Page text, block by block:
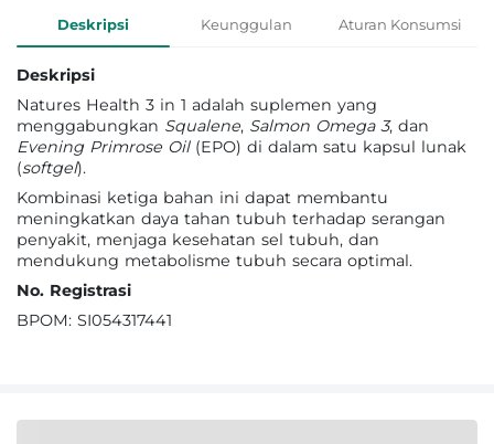
Informasi Produk
Deskripsi Keunggulan Aturan Konsumsi
Deskripsi
Natures Health 3 in 1 adalah suplemen yang
menggabungkan Squalene, Salmon Omega 3, dan
Evening Primrose Oil (EPO) di dalam satu kapsul lunak
(softgel).
Kombinasi ketiga bahan ini dapat membantu
meningkatkan daya tahan tubuh terhadap serangan
penyakit, menjaga kesehatan sel tubuh, dan
mendukung metabolisme tubuh secara optimal.
No. Registrasi
BPOM: SI054317441